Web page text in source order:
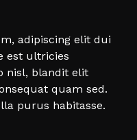
adipiscing elit dui
est ultricies
nisl, blandit elit
quam sed.
purus habitasse.